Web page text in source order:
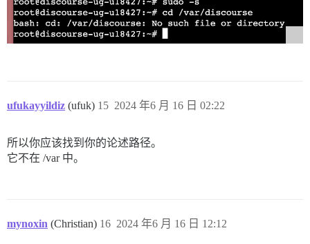
ufukayyildiz (ufuk) 2024 年6 月 16 日 02:22
15
所以你应该找到你的论述路径。
它不在 /var 中。
mynoxin (Christian) 2024 年6 月 16 日 12:12
16